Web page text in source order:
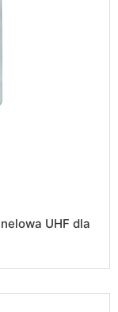
UHF dla